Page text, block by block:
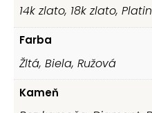
14k zlato, 18k zlato,
Farba
Žltá, Biela, Ružová
Kameň